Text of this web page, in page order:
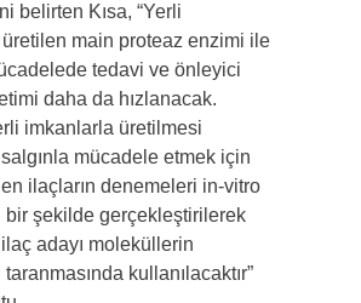
belirten Kısa, “Yerli
main proteaz enzimi ile
tedavi ve önleyici
daha da hızlanacak.
imkanlarla üretilmesi
mücadele etmek için
ilaçların denemeleri in-vitro
bir şekilde gerçekleştirilerek
adayı moleküllerin
kullanılacaktır”